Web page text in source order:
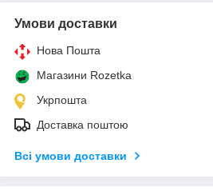
Умови доставки
Нова Пошта
Магазини Rozetka
Укрпошта
Доставка поштою
Всі умови доставки